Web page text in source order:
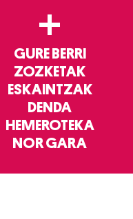
+
GURE BERRI
ZOZKETAK
ESKAINTZAK
DENDA
HEMEROTEKA
NOR GARA